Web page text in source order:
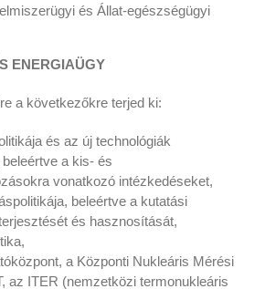
és Állat-egészségügyi
ENERGIAÜGY
a következőkre terjed ki:
és az új technológiák
a kis- és
vonatkozó intézkedéseket,
beleértve a kutatási
és hasznosítását,
a Központi Nukleáris Mérési
az ITER (nemzetközi termonukleáris